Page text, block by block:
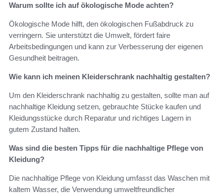
Warum sollte ich auf ökologische Mode achten?
Ökologische Mode hilft, den ökologischen Fußabdruck zu
verringern. Sie unterstützt die Umwelt, fördert faire
Arbeitsbedingungen und kann zur Verbesserung der eigenen
Gesundheit beitragen.
Wie kann ich meinen Kleiderschrank nachhaltig gestalten?
Um den Kleiderschrank nachhaltig zu gestalten, sollte man auf
nachhaltige Kleidung setzen, gebrauchte Stücke kaufen und
Kleidungsstücke durch Reparatur und richtiges Lagern in
gutem Zustand halten.
Was sind die besten Tipps für die nachhaltige Pflege von
Kleidung?
Die nachhaltige Pflege von Kleidung umfasst das Waschen mit
kaltem Wasser, die Verwendung umweltfreundlicher